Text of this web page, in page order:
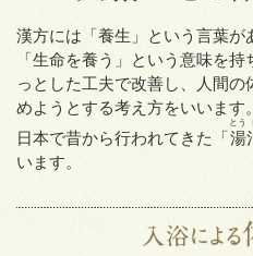
漢方には「養生」という言葉が
「生命を養う」という意味を持
っとした工夫で改善し、
人間の
めようとする考え方をいいます。
日本で昔から行われてきた「湯
とう
います。